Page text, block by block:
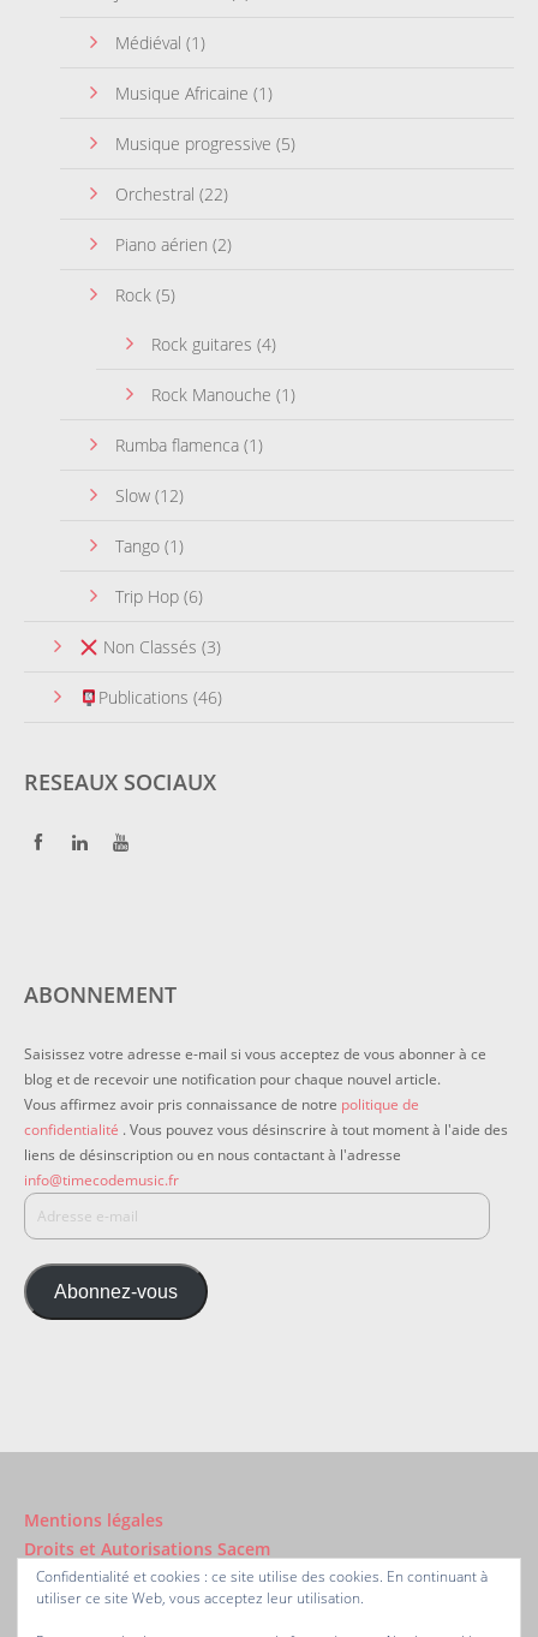
Médiéval (1)
Musique Africaine (1)
Musique progressive (5)
Orchestral (22)
Piano aérien (2)
Rock (5)
Rock guitares (4)
Rock Manouche (1)
Rumba flamenca (1)
Slow (12)
Tango (1)
Trip Hop (6)
Non Classés (3)
Publications (46)
RESEAUX SOCIAUX
ABONNEMENT
Saisissez votre adresse e-mail si vous acceptez de vous abonner à ce
blog et de recevoir une notification pour chaque nouvel article.
Vous affirmez avoir pris connaissance de notre politique de
confidentialité . Vous pouvez vous désinscrire à tout moment à l'aide des
liens de désinscription ou en nous contactant à l'adresse
info@timecodemusic.fr
Abonnez-vous
Mentions légales
Droits et Autorisations Sacem
A propos de TimecodeMusic.fr ®
Nous contacter
Confidentialité et cookies : ce site utilise des cookies. En continuant à
utiliser ce site Web, vous acceptez leur utilisation.